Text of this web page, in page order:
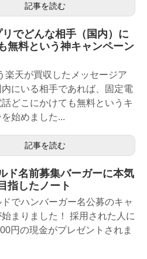
記事を読む
でどんな相手（国内）に
無料という神キャンペーン
楽天が買収したメッセージア
にいる相手であれば、固定電
どこにかけても無料というキ
始めました...
記事を読む
ド名前募集バーガーに本気
指したノート
でハンバーガー名公募のキャ
まりました！ 採用された人に
円の現金がプレゼントされま